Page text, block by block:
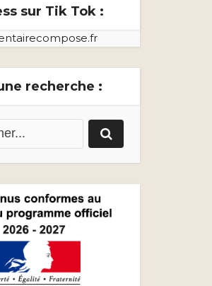
sur Tik Tok :
recherche :